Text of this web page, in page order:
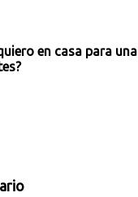
en casa para una